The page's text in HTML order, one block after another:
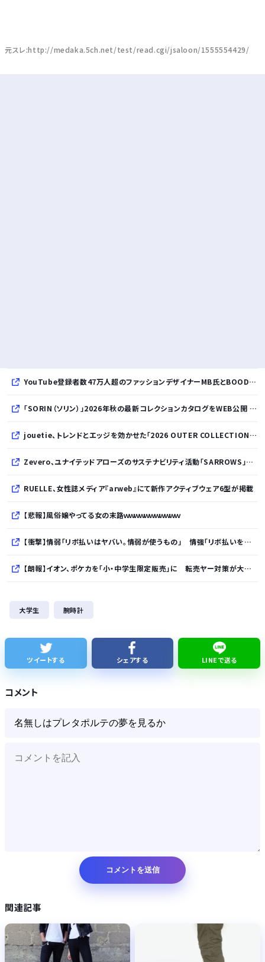
元スレ:http://medaka.5ch.net/test/read.cgi/jsaloon/1555554429/
YouTube登録者数47万人超のファッションデザイナーMB氏とBOODYがコラボレーション。極上の着心地を追求した別注Tシャツが8月12日発売開始
「SORIN（ソリン）」2026年秋の最新コレクションカタログをWEB公開 「Paradox in Neutral」をテーマに秩序と反逆が共存する世界観を表現
jouetie、トレンドとエッジを効かせた「2026 OUTER COLLECTION」を公開
Zevero、ユナイテッドアローズのサステナビリティ活動「SARROWS」を支援。Scope 3排出量算定の効率化・精緻化を開始
RUELLE、女性誌メディア『arweb』にて新作アクティブウェア6型が掲載
【悲報】風俗嬢やってる女の末路ｗｗｗｗｗｗｗｗｗｗｗ
【衝撃】情弱「リボ払いはヤバい。情弱が使うもの」 情強「リボ払いを使いこなすのが情強やで」 ← これ
【朗報】イオン、ポケカを「小・中学生限定販売」に 転売ヤー対策が大絶賛ｗｗｗ
【悲報】Googleのエンジニア「AIで仕事がつまらなくなった」
Powered by livedoor 相互RSS
大学生 腕時計
ツイートする シェアする LINEで送る
コメント
関連記事